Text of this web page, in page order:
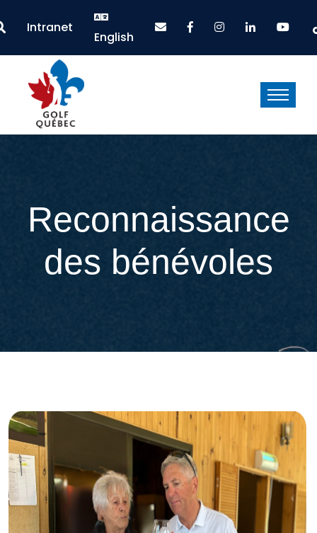
Intranet
English
Reconnaissance
des bénévoles